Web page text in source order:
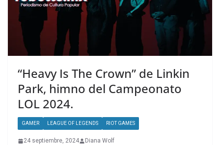
“Heavy Is The Crown” de Linkin
Park, himno del Campeonato
LOL 2024.
GAMER LEAGUE OF LEGENDS RIOT GAMES
24 septiembre, 2024 Diana Wolf